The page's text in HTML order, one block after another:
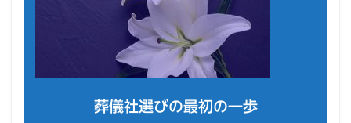
葬儀社選びの最初の一歩